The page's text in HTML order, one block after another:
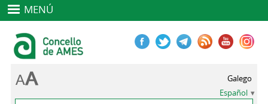
MENÚ
Galego
Español